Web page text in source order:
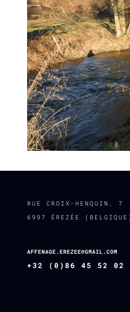
RUE CROIX-HENQUIN, 7
6997 ÉREZÉE (BELGIQUE)
AFFENAGE.EREZEE@GMAIL.COM
+32 (0)86 45 52 02